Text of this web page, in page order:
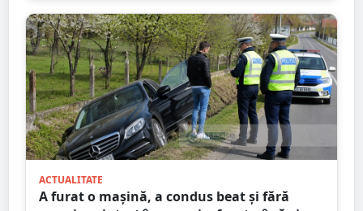
ACTUALITATE
A furat o mașină, a condus beat și fără